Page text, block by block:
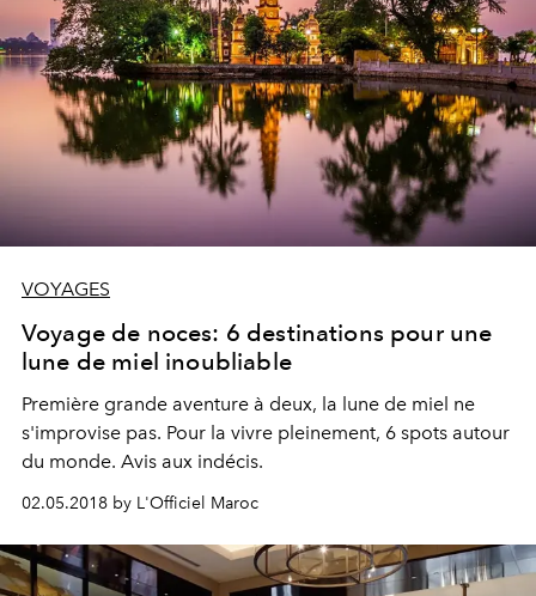
VOYAGES
Voyage de noces: 6 destinations pour une
lune de miel inoubliable
Première grande aventure à deux, la lune de miel ne
s'improvise pas. Pour la vivre pleinement, 6 spots autour
du monde. Avis aux indécis.
02.05.2018 by L'Officiel Maroc